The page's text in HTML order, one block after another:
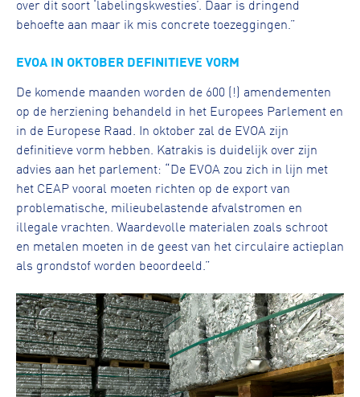
over dit soort ‘labelingskwesties’. Daar is dringend
behoefte aan maar ik mis concrete toezeggingen.”
EVOA IN OKTOBER DEFINITIEVE VORM
De komende maanden worden de 600 (!) amendementen
op de herziening behandeld in het Europees Parlement en
in de Europese Raad. In oktober zal de EVOA zijn
definitieve vorm hebben. Katrakis is duidelijk over zijn
advies aan het parlement: “De EVOA zou zich in lijn met
het CEAP vooral moeten richten op de export van
problematische, milieubelastende afvalstromen en
illegale vrachten. Waardevolle materialen zoals schroot
en metalen moeten in de geest van het circulaire actieplan
als grondstof worden beoordeeld.”